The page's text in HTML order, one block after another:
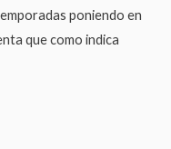
poniendo en
que como indica